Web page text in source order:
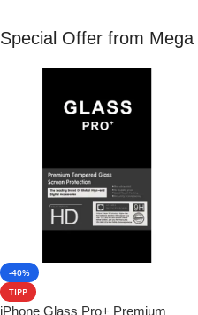
Special Offer from
-40%
TIPP
iPhone Glass Pro+ Premium